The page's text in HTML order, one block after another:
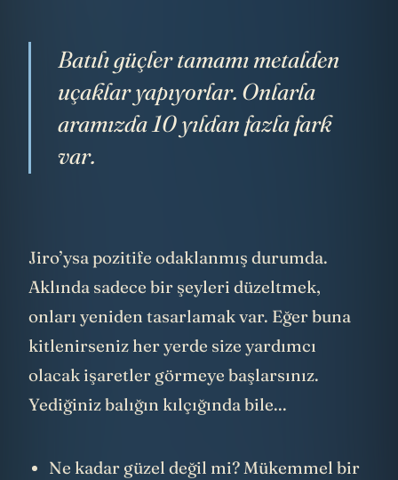
Batılı güçler tamamı metalden
uçaklar yapıyorlar. Onlarla
aramızda 10 yıldan fazla fark
var.
Jiro’ysa pozitife odaklanmış durumda.
Aklında sadece bir şeyleri düzeltmek,
onları yeniden tasarlamak var. Eğer buna
kitlenirseniz her yerde size yardımcı
olacak işaretler görmeye başlarsınız.
Yediğiniz balığın kılçığında bile...
Ne kadar güzel değil mi? Mükemmel bir